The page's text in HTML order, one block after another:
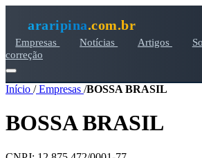
araripina.com.br
Empresas Notícias Artigos
correção
Início /Empresas /BOSSA BRASIL
BOSSA BRASIL